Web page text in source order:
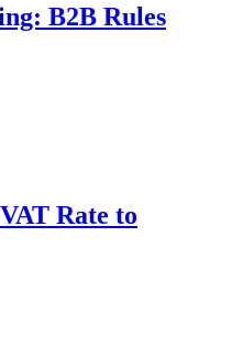
B2B Rules
Rate to